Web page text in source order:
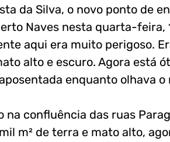
da Silva, o novo ponto de
Naves nesta quarta-feira,
aqui era muito perigoso.
alto e escuro. Agora está
enquanto olhava
confluência das ruas
m² de terra e mato alto,